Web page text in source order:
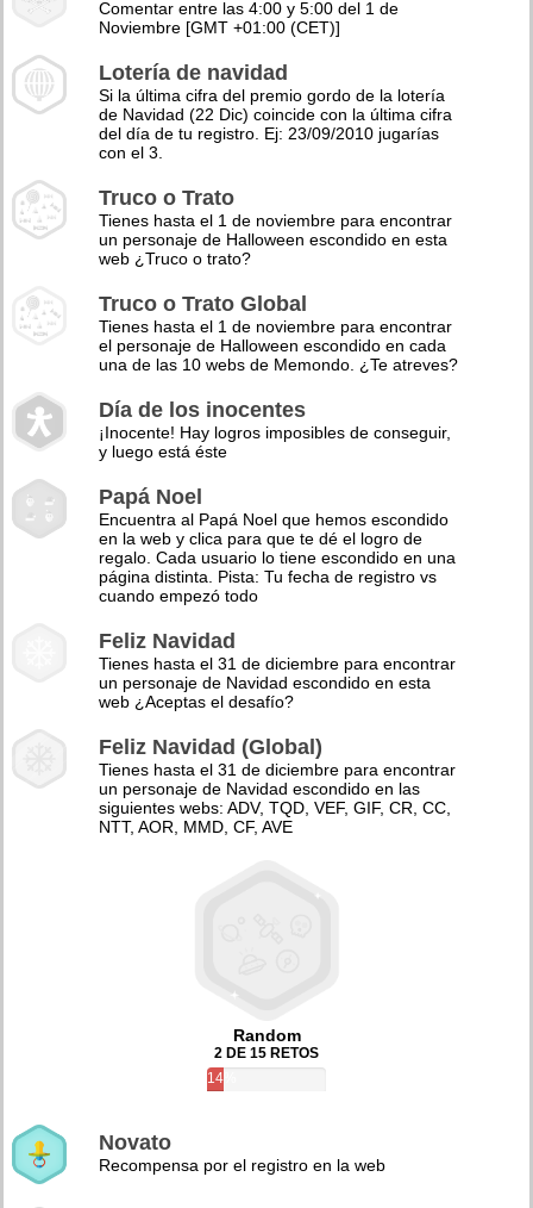
Comentar entre las 4:00 y 5:00 del 1 de
Noviembre [GMT +01:00 (CET)]
Lotería de navidad
Si la última cifra del premio gordo de la lotería
de Navidad (22 Dic) coincide con la última cifra
del día de tu registro. Ej: 23/09/2010 jugarías
con el 3.
Truco o Trato
Tienes hasta el 1 de noviembre para encontrar
un personaje de Halloween escondido en esta
web ¿Truco o trato?
Truco o Trato Global
Tienes hasta el 1 de noviembre para encontrar
el personaje de Halloween escondido en cada
una de las 10 webs de Memondo. ¿Te atreves?
Día de los inocentes
¡Inocente! Hay logros imposibles de conseguir,
y luego está éste
Papá Noel
Encuentra al Papá Noel que hemos escondido
en la web y clica para que te dé el logro de
regalo. Cada usuario lo tiene escondido en una
página distinta. Pista: Tu fecha de registro vs
cuando empezó todo
Feliz Navidad
Tienes hasta el 31 de diciembre para encontrar
un personaje de Navidad escondido en esta
web ¿Aceptas el desafío?
Feliz Navidad (Global)
Tienes hasta el 31 de diciembre para encontrar
un personaje de Navidad escondido en las
siguientes webs: ADV, TQD, VEF, GIF, CR, CC,
NTT, AOR, MMD, CF, AVE
Random
2 DE 15 RETOS
14%
Novato
Recompensa por el registro en la web